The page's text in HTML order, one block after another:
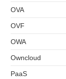
OVA
OVF
OWA
Owncloud
PaaS